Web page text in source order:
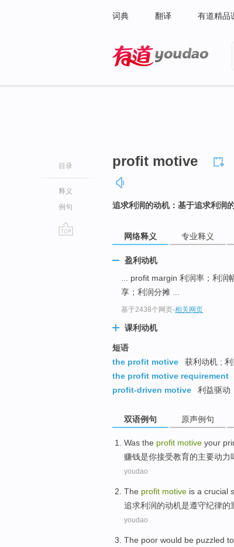
词典 翻译 有道精品
目录
释义
例句
profit motive
追求利润的动机：基于追求利润
网络释义 专业释义
盈利动机
... profit margin 利润率；利润
享；利润分摊 ...
基于2438个网页-相关网页
课利动机
短语
the profit motive
获利动机 ;
the profit motive requirement
profit-driven motive
利益驱动
双语例句 原声例句
Was the profit motive your
赚钱是你接受教育的主要动力
youdao
The profit motive is a crucial
追求利润的动机是遵守纪律的
youdao
The poor would be puzzled to